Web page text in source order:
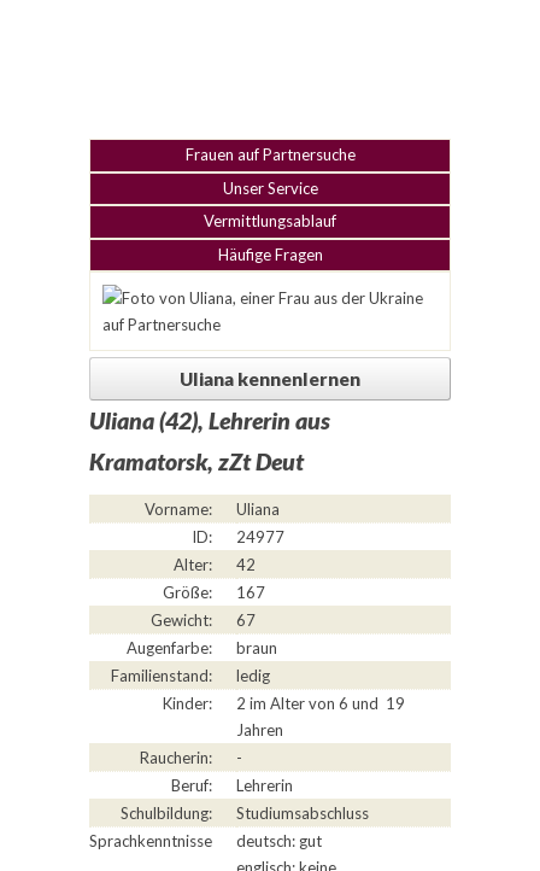
Frauen auf Partnersuche
Unser Service
Vermittlungsablauf
Häufige Fragen
Uliana kennenlernen
Uliana (42), Lehrerin aus
Kramatorsk, zZt Deut
Vorname:
Uliana
ID:
24977
Alter:
42
Größe:
167
Gewicht:
67
Augenfarbe:
braun
Familienstand:
ledig
Kinder:
2 im Alter von 6 und 19
Jahren
Raucherin:
-
Beruf:
Lehrerin
Schulbildung:
Studiumsabschluss
Sprachkenntnisse
deutsch: gut